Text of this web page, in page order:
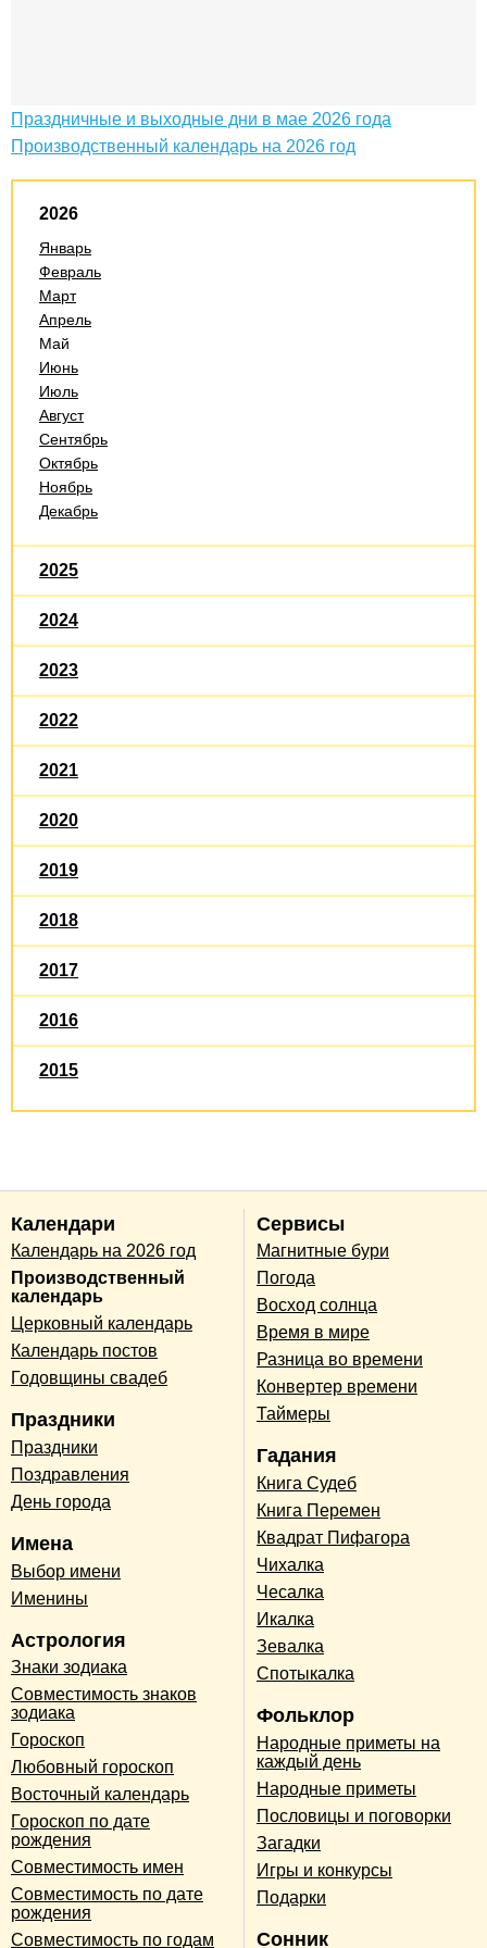
Праздничные и выходные дни в мае 2026 года
Производственный календарь на 2026 год
2026
Январь
Февраль
Март
Апрель
Май
Июнь
Июль
Август
Сентябрь
Октябрь
Ноябрь
Декабрь
2025
2024
2023
2022
2021
2020
2019
2018
2017
2016
2015
Календари
Календарь на 2026 год
Производственный
календарь
Церковный календарь
Календарь постов
Годовщины свадеб
Праздники
Праздники
Поздравления
День города
Имена
Выбор имени
Именины
Астрология
Знаки зодиака
Совместимость знаков
зодиака
Гороскоп
Любовный гороскоп
Восточный календарь
Гороскоп по дате
рождения
Совместимость имен
Совместимость по дате
рождения
Совместимость по годам
Сервисы
Магнитные бури
Погода
Восход солнца
Время в мире
Разница во времени
Конвертер времени
Таймеры
Гадания
Книга Судеб
Книга Перемен
Квадрат Пифагора
Чихалка
Чесалка
Икалка
Зевалка
Спотыкалка
Фольклор
Народные приметы на
каждый день
Народные приметы
Пословицы и поговорки
Загадки
Игры и конкурсы
Подарки
Сонник